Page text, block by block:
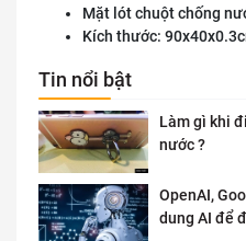
Mặt lót chuột chống
Kích thước:
Tin nổi bật
Làm gì khi
nước ?
OpenAI,
dung AI để